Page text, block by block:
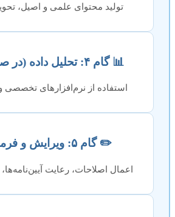
تولید محتوای علمی و اصیل،
📊 گام ۴: تحلیل داده (در صورت نیاز)
استفاده از نرم‌افزارهای تخصصی
✏️ گام ۵: ویرایش و فرمت‌بندی
اعمال اصلاحات، رعایت